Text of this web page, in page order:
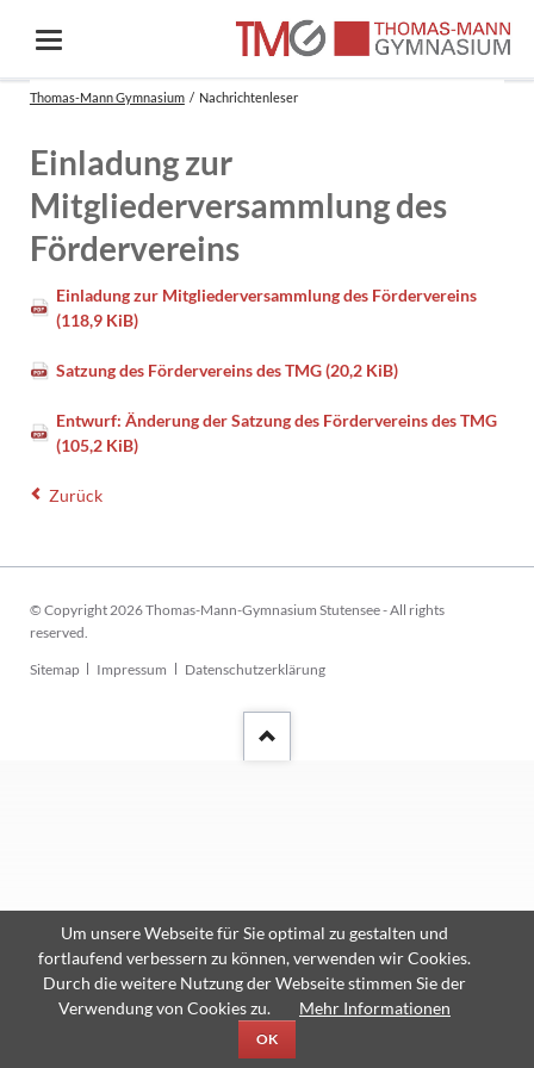
Thomas-Mann Gymnasium Nachrichtenleser
Einladung zur
Mitgliederversammlung des
Fördervereins
Einladung zur Mitgliederversammlung des Fördervereins
(118,9 KiB)
Satzung des Fördervereins des TMG(20,2 KiB)
Entwurf: Änderung der Satzung des Fördervereins des TMG
(105,2 KiB)
Zurück
© Copyright 2026 Thomas-Mann-Gymnasium Stutensee - All rights
reserved.
Navigation
Sitemap Impressum Datenschutzerklärung
Um unsere Webseite für Sie optimal zu gestalten und
fortlaufend verbessern zu können, verwenden wir Cookies.
Durch die weitere Nutzung der Webseite stimmen Sie der
Verwendung von Cookies zu.
Mehr Informationen
OK